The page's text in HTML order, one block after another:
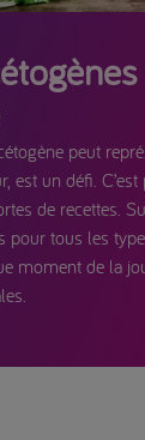
peut
est un défi.
de recettes.
pour tous les
moment de la